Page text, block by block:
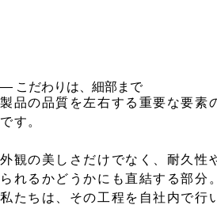
― こだわりは、細部まで
製品の品質を左右する重要な要素
です。
外観の美しさだけでなく、耐久性
られるかどうかにも直結する部分。
私たちは、その工程を自社内で行